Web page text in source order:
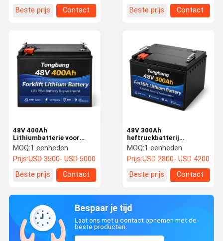
Beste prijs
Contact
Beste prijs
Contact
48V 400Ah
Lithiumbatterie voor
vorklift 20,48kWh
LiFePO4 Industrial Power
Solution
MOQ:1 eenheden
Prijs:USD 3500- USD 5000
Beste prijs
Contact
48V 300Ah
heftruckbatterij
Hoogcapaciteit LiFePO4
industriële batterij
MOQ:1 eenheden
Prijs:USD 2800- USD 4200
Beste prijs
Contact
Bespaar je tijd
Laat ons met u contact opnemen met de
beste producten.